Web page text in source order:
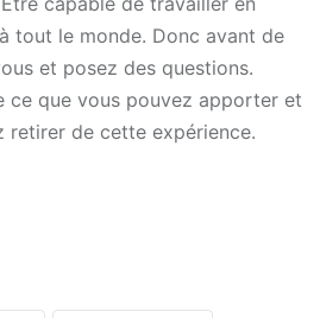
tout le monde. Donc avant de
et posez des questions.
ce que vous pouvez apporter et
retirer de cette expérience.